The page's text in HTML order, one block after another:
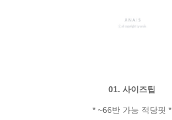
01. 사이즈팁
* ~66반 가능 적당핏 *